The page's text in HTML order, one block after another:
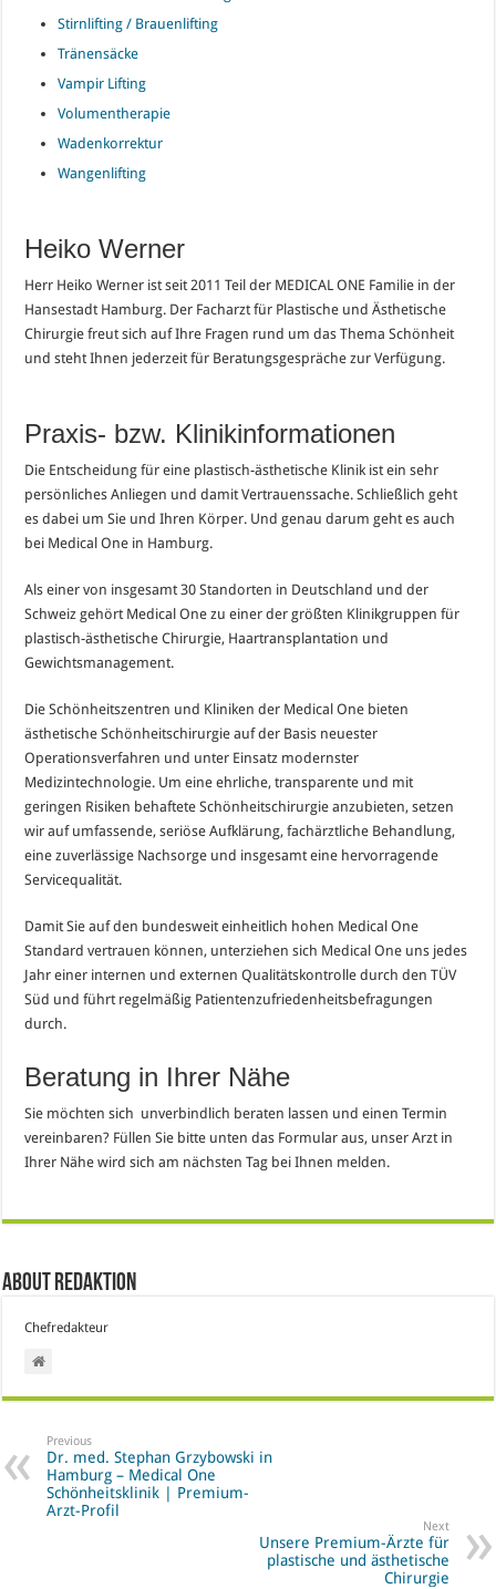
Stirnlifting / Brauenlifting
Tränensäcke
Vampir Lifting
Volumentherapie
Wadenkorrektur
Wangenlifting
Heiko Werner
Herr Heiko Werner ist seit 2011 Teil der MEDICAL ONE Familie in der
Hansestadt Hamburg. Der Facharzt für Plastische und Ästhetische
Chirurgie freut sich auf Ihre Fragen rund um das Thema Schönheit
und steht Ihnen jederzeit für Beratungsgespräche zur Verfügung.
Praxis- bzw. Klinikinformationen
Die Entscheidung für eine plastisch-ästhetische Klinik ist ein sehr
persönliches Anliegen und damit Vertrauenssache. Schließlich geht
es dabei um Sie und Ihren Körper. Und genau darum geht es auch
bei Medical One in Hamburg.
Als einer von insgesamt 30 Standorten in Deutschland und der
Schweiz gehört Medical One zu einer der größten Klinikgruppen für
plastisch-ästhetische Chirurgie, Haartransplantation und
Gewichtsmanagement.
Die Schönheitszentren und Kliniken der Medical One bieten
ästhetische Schönheitschirurgie auf der Basis neuester
Operationsverfahren und unter Einsatz modernster
Medizintechnologie. Um eine ehrliche, transparente und mit
geringen Risiken behaftete Schönheitschirurgie anzubieten, setzen
wir auf umfassende, seriöse Aufklärung, fachärztliche Behandlung,
eine zuverlässige Nachsorge und insgesamt eine hervorragende
Servicequalität.
Damit Sie auf den bundesweit einheitlich hohen Medical One
Standard vertrauen können, unterziehen sich Medical One uns jedes
Jahr einer internen und externen Qualitätskontrolle durch den TÜV
Süd und führt regelmäßig Patientenzufriedenheitsbefragungen
durch.
Beratung in Ihrer Nähe
Sie möchten sich unverbindlich beraten lassen und einen Termin
vereinbaren? Füllen Sie bitte unten das Formular aus, unser Arzt in
Ihrer Nähe wird sich am nächsten Tag bei Ihnen melden.
About Redaktion
Chefredakteur
Previous
Dr. med. Stephan Grzybowski in
Hamburg – Medical One
Schönheitsklinik | Premium-
Arzt-Profil
Next
Unsere Premium-Ärzte für
plastische und ästhetische
Chirurgie